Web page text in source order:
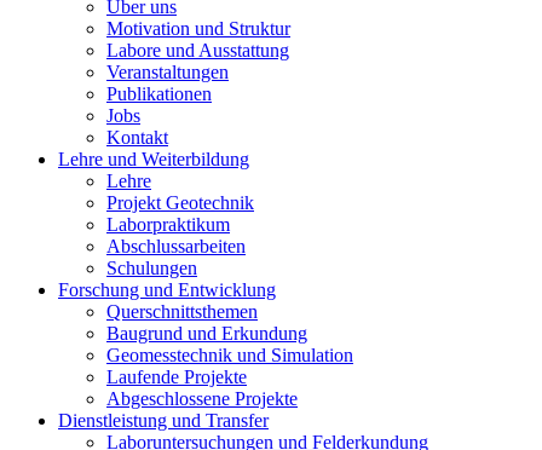
Über uns
Motivation und Struktur
Labore und Ausstattung
Veranstaltungen
Publikationen
Jobs
Kontakt
Lehre und Weiterbildung
Lehre
Projekt Geotechnik
Laborpraktikum
Abschlussarbeiten
Schulungen
Forschung und Entwicklung
Querschnittsthemen
Baugrund und Erkundung
Geomesstechnik und Simulation
Laufende Projekte
Abgeschlossene Projekte
Dienstleistung und Transfer
Laboruntersuchungen und Felderkundung